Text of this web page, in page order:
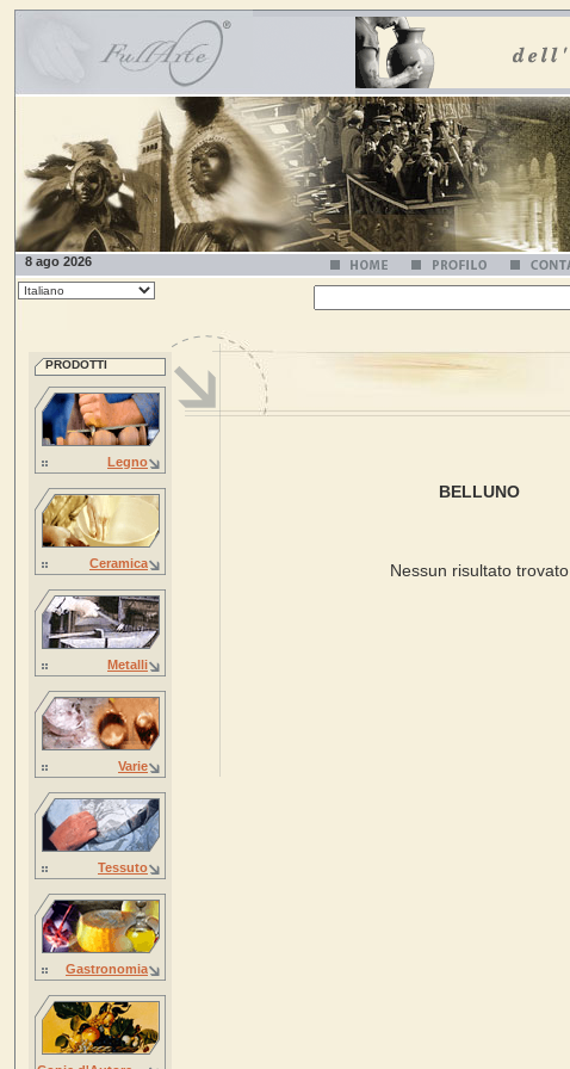
8 ago 2026
PRODOTTI
Legno
Ceramica
Metalli
Varie
Tessuto
Gastronomia
BELLUNO
Nessun risultato trovato